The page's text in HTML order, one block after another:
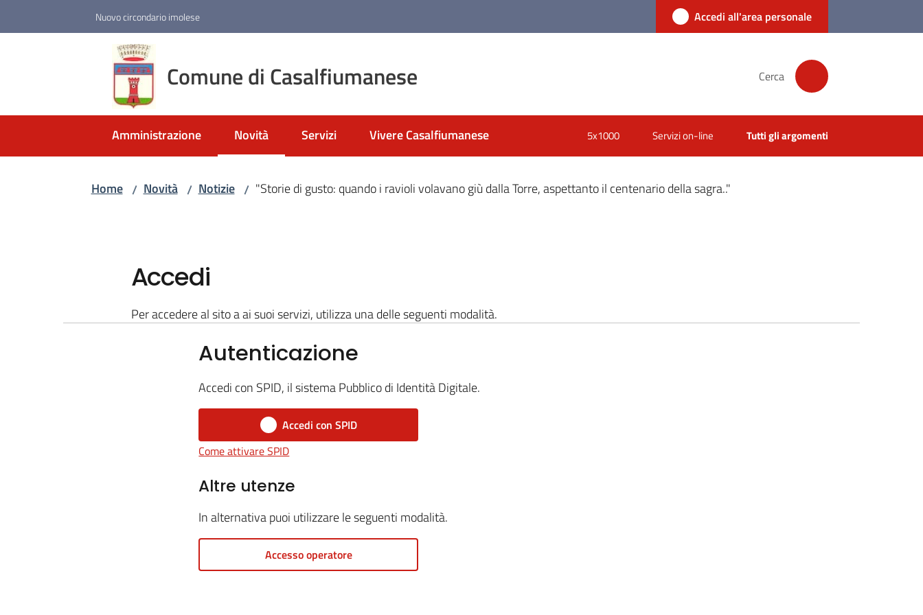
Nuovo circondario imolese Accedi all'area personale
Comune di Casalfiumanese Cerca
Amministrazione Novità
Menu selezionato
Servizi Vivere Casalfiumanese 5x1000 Servizi on-line Tutti gli argomenti
Home / Novità / Notizie / "Storie di gusto: quando i ravioli volavano giù dalla Torre, aspettanto il centenario della sagra.."
Accedi
Per accedere al sito a ai suoi servizi, utilizza una delle seguenti modalità.
Autenticazione
Accedi con SPID, il sistema Pubblico di Identità Digitale.
Accedi con SPID
Come attivare SPID
Altre utenze
In alternativa puoi utilizzare le seguenti modalità.
Accesso operatore